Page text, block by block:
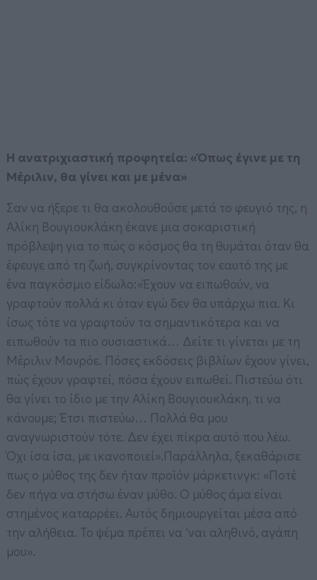
Η ανατριχιαστική προφητεία: «Όπως έγινε με τη
Μέριλιν, θα γίνει και με μένα»
Σαν να ήξερε τι θα ακολουθούσε μετά το φευγιό της, η
Αλίκη Βουγιουκλάκη έκανε μια σοκαριστική
πρόβλεψη για το πώς ο κόσμος θα τη θυμάται όταν θα
έφευγε από τη ζωή, συγκρίνοντας τον εαυτό της με
ένα παγκόσμιο είδωλο:«Έχουν να ειπωθούν, να
γραφτούν πολλά κι όταν εγώ δεν θα υπάρχω πια. Κι
ίσως τότε να γραφτούν τα σημαντικότερα και να
ειπωθούν τα πιο ουσιαστικά… Δείτε τι γίνεται με τη
Μέριλιν Μονρόε. Πόσες εκδόσεις βιβλίων έχουν γίνει,
πώς έχουν γραφτεί, πόσα έχουν ειπωθεί. Πιστεύω ότι
θα γίνει το ίδιο με την Αλίκη Βουγιουκλάκη, τι να
κάνουμε; Έτσι πιστεύω… Πολλά θα μου
αναγνωριστούν τότε. Δεν έχει πίκρα αυτό που λέω.
Όχι ίσα ίσα, με ικανοποιεί».Παράλληλα, ξεκαθάρισε
πως ο μύθος της δεν ήταν προϊόν μάρκετινγκ: «Ποτέ
δεν πήγα να στήσω έναν μύθο. Ο μύθος άμα είναι
στημένος καταρρέει. Αυτός δημιουργείται μέσα από
την αλήθεια. Το ψέμα πρέπει να ‘ναι αληθινό, αγάπη
μου».